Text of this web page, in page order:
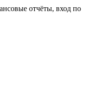
отчёты, вход по